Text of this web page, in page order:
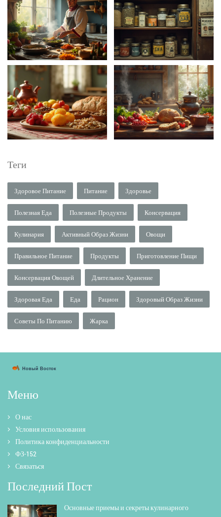
Теги
Здоровое Питание Питание Здоровье
Полезная Еда Полезные Продукты Консервация
Кулинария Активный Образ Жизни Овощи
Правильное Питание Продукты Приготовление Пищи
Консервация Овощей Длительное Хранение
Здоровая Еда Еда Рацион Здоровый Образ Жизни
Советы По Питанию Жарка
Меню
О нас
Условия использования
Политика конфиденциальности
ФЗ-152
Связаться
Последний Пост
Основные приемы и секреты кулинарного